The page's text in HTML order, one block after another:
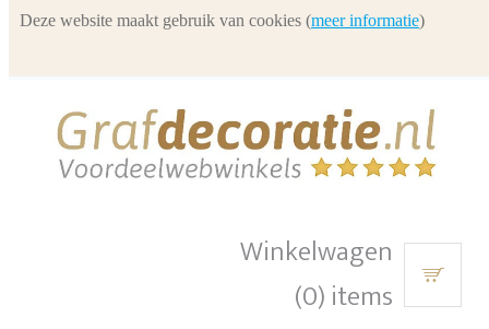
Winkelwagen
(0) items
Deze website maakt gebruik van cookies (meer informatie)